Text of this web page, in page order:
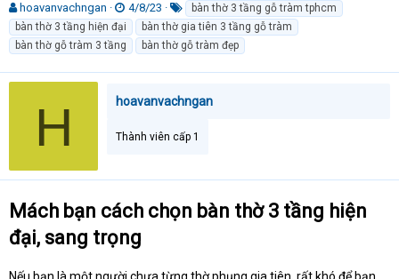
T
h
r
e
a
e
hoavanvachngan
N
g
à
y
g
i
4/8/23
ừ
k
h
ó
bàn thờ 3 tầng gỗ tràm tphcm
bàn thờ 3 tầng hiện đại
bàn thờ gia tiên 3 tầng gỗ tràm
bàn thờ gỗ tràm 3 tầng
bàn thờ gỗ tràm đẹp
H hoavanvachngan
Thành viên cấp 1
Mách bạn cách chọn bàn thờ 3 tầng hiện
đại, sang trọng